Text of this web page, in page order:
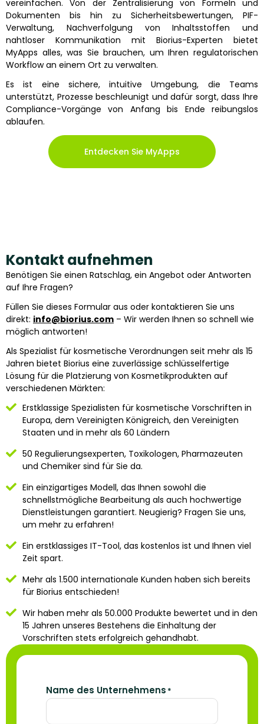
vereinfachen. Von der Zentralisierung von Formeln und
Dokumenten bis hin zu Sicherheitsbewertungen, PIF-
Verwaltung, Nachverfolgung von Inhaltsstoffen und
nahtloser Kommunikation mit Biorius-Experten bietet
MyApps alles, was Sie brauchen, um Ihren regulatorischen
Workflow an einem Ort zu verwalten.
Es ist eine sichere, intuitive Umgebung, die Teams
unterstützt, Prozesse beschleunigt und dafür sorgt, dass Ihre
Compliance-Vorgänge von Anfang bis Ende reibungslos
ablaufen.
Entdecken Sie MyApps
Kontakt aufnehmen
Benötigen Sie einen Ratschlag, ein Angebot oder Antworten
auf Ihre Fragen?
Füllen Sie dieses Formular aus oder kontaktieren Sie uns
direkt: info@biorius.com – Wir werden Ihnen so schnell wie
möglich antworten!
Als Spezialist für kosmetische Verordnungen seit mehr als 15
Jahren bietet Biorius eine zuverlässige schlüsselfertige
Lösung für die Platzierung von Kosmetikprodukten auf
verschiedenen Märkten:
Erstklassige Spezialisten für kosmetische Vorschriften in
Europa, dem Vereinigten Königreich, den Vereinigten
Staaten und in mehr als 60 Ländern
50 Regulierungsexperten, Toxikologen, Pharmazeuten
und Chemiker sind für Sie da.
Ein einzigartiges Modell, das Ihnen sowohl die
schnellstmögliche Bearbeitung als auch hochwertige
Dienstleistungen garantiert. Neugierig? Fragen Sie uns,
um mehr zu erfahren!
Ein erstklassiges IT-Tool, das kostenlos ist und Ihnen viel
Zeit spart.
Mehr als 1.500 internationale Kunden haben sich bereits
für Biorius entschieden!
Wir haben mehr als 50.000 Produkte bewertet und in den
15 Jahren unseres Bestehens die Einhaltung der
Vorschriften stets erfolgreich gehandhabt.
Name des Unternehmens *